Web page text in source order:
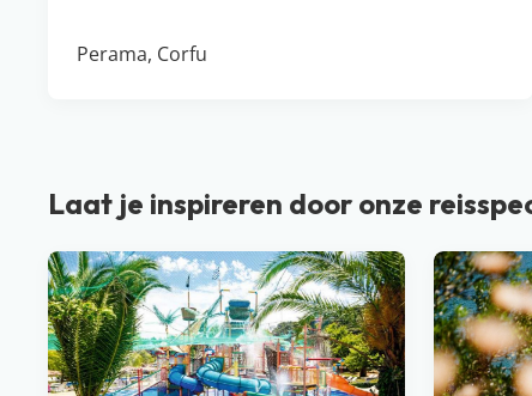
Perama, Corfu
Laat je inspireren door onze